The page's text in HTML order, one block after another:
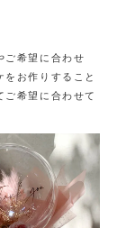
ご希望に合わせ
お作りすること
ご希望に合わせて